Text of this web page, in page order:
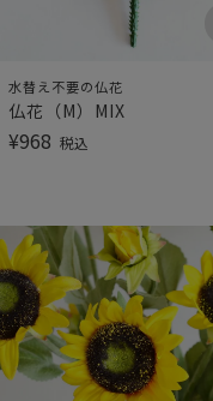
水替え不要の仏花
仏花（M）MIX
¥968 税込